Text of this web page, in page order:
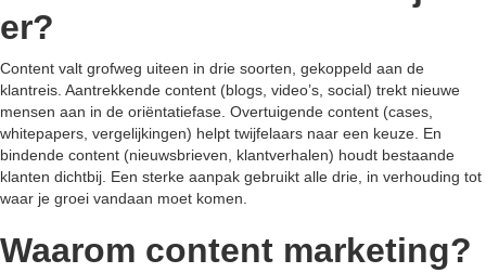
er?
Content valt grofweg uiteen in drie soorten, gekoppeld aan de
klantreis. Aantrekkende content (blogs, video’s, social) trekt nieuwe
mensen aan in de oriëntatiefase. Overtuigende content (cases,
whitepapers, vergelijkingen) helpt twijfelaars naar een keuze. En
bindende content (nieuwsbrieven, klantverhalen) houdt bestaande
klanten dichtbij. Een sterke aanpak gebruikt alle drie, in verhouding tot
waar je groei vandaan moet komen.
Waarom content marketing?